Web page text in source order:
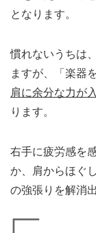
となります。
慣れないうちは
ますが、「楽器
肩に余分な力が
ります。
右手に疲労感を
か、肩からほぐ
の強張りを解消